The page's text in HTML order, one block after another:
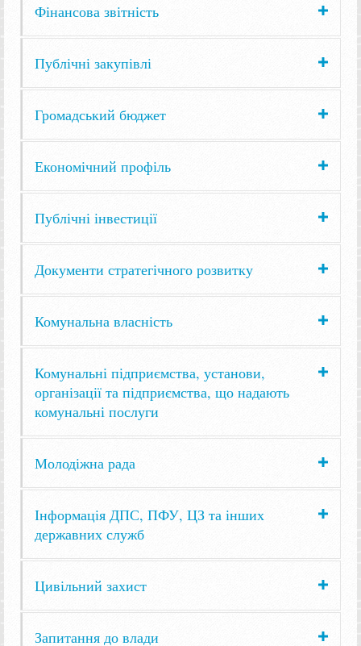
Фінансова звітність
Публічні закупівлі
Громадський бюджет
Економічний профіль
Публічні інвестиції
Документи стратегічного розвитку
Комунальна власність
Комунальні підприємства, установи,
організації та підприємства, що надають
комунальні послуги
Молодіжна рада
Інформація ДПС, ПФУ, ЦЗ та інших
державних служб
Цивільний захист
Запитання до влади